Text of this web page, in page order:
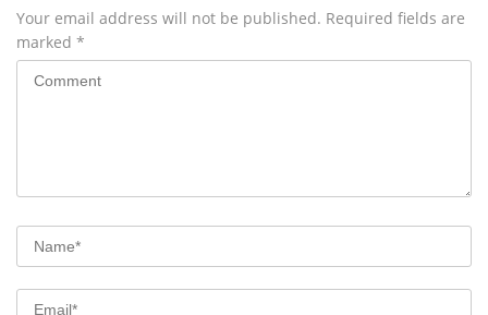
Your email address will not be published. Required fields are
marked *